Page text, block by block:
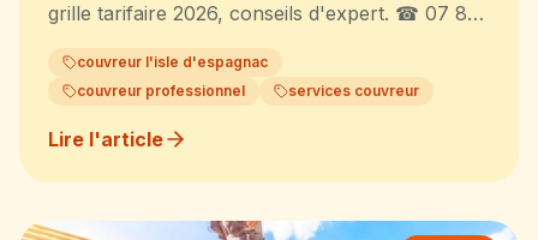
grille tarifaire 2026, conseils d'expert. ☎ 07 80
couvreur l'isle d'espagnac
couvreur professionnel
services couvreur
Lire l'article